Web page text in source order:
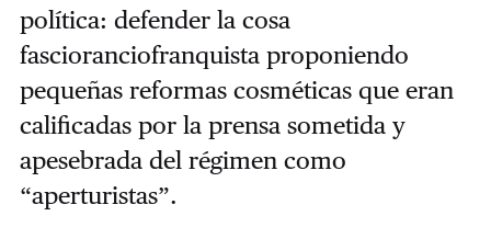
política: defender la cosa
fascioranciofranquista proponiendo
pequeñas reformas cosméticas que eran
calificadas por la prensa sometida y
apesebrada del régimen como
“aperturistas”.